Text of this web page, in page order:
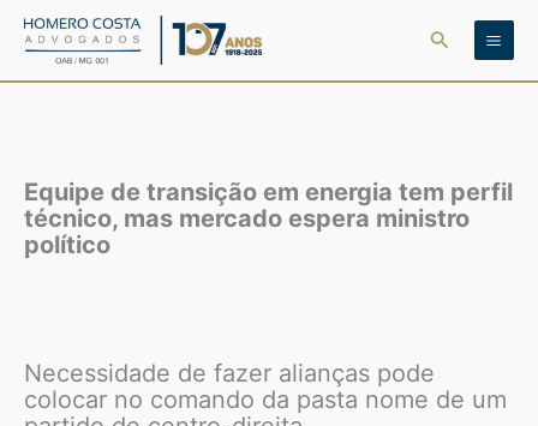
para
Pesquisar
Equipe de transição em energia tem perfil
técnico, mas mercado espera ministro
político
Necessidade de fazer alianças pode
colocar no comando da pasta nome de um